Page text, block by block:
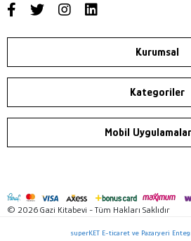
Kurumsal
Kategoriler
Mobil
© 2026 Gazi Kitabevi - Tüm Hakları Saklıdır
superKET E-ticaret ve Pazaryeri